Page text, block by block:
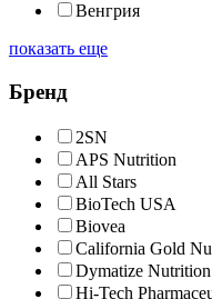
Венгрия
показать еще
Бренд
2SN
APS Nutrition
All Stars
BioTech USA
Biovea
California Gold
Dymatize Nutrition
Hi-Tech